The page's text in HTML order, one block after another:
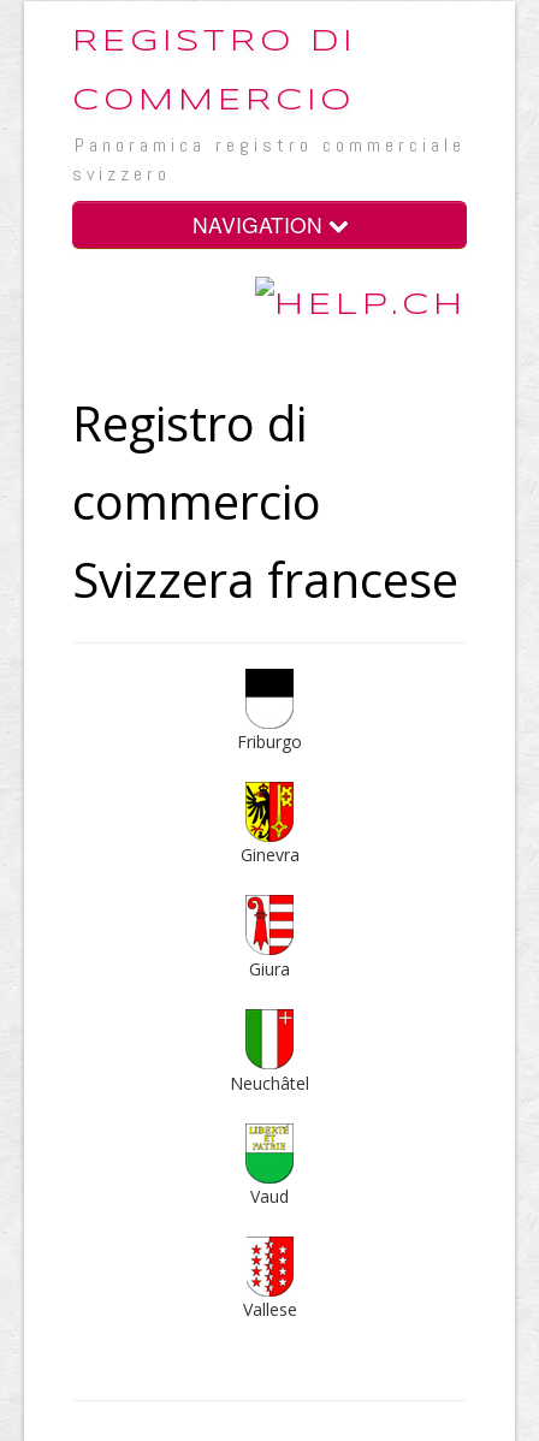
REGISTRO DI
COMMERCIO
Panoramica registro commerciale
svizzero
NAVIGATION
Registro di
commercio
Svizzera francese
Fri­burgo
Ginevra
Giura
Neu­châtel
Vaud
Vallese